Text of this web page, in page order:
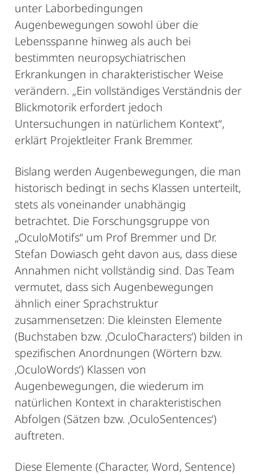
unter Laborbedingungen
Augenbewegungen sowohl über die
Lebensspanne hinweg als auch bei
bestimmten neuropsychiatrischen
Erkrankungen in charakteristischer Weise
verändern. „Ein vollständiges Verständnis der
Blickmotorik erfordert jedoch
Untersuchungen in natürlichem Kontext“,
erklärt Projektleiter Frank Bremmer.
Bislang werden Augenbewegungen, die man
historisch bedingt in sechs Klassen unterteilt,
stets als voneinander unabhängig
betrachtet. Die Forschungsgruppe von
„OculoMotifs“ um Prof Bremmer und Dr.
Stefan Dowiasch geht davon aus, dass diese
Annahmen nicht vollständig sind. Das Team
vermutet, dass sich Augenbewegungen
ähnlich einer Sprachstruktur
zusammensetzen: Die kleinsten Elemente
(Buchstaben bzw. ‚OculoCharacters‘) bilden in
spezifischen Anordnungen (Wörtern bzw.
‚OculoWords‘) Klassen von
Augenbewegungen, die wiederum im
natürlichen Kontext in charakteristischen
Abfolgen (Sätzen bzw. ‚OculoSentences‘)
auftreten.
Diese Elemente (Character, Word, Sentence)